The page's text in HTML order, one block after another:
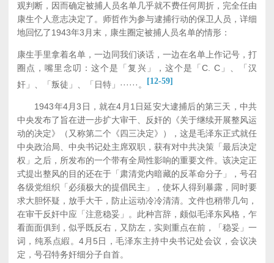
观判断，因而确定被捕人员名单几乎就不费任何周折，完全任由
康生个人意志决定了。师哲作为参与逮捕行动的保卫人员，详细
地回忆了1943年3月末，康生圈定被捕人员名单的情形：
康生手里拿着名单，一边同我们谈话，一边在名单上作记号，打
圈点，嘴里念叨：这个是「复兴」，这个是「C. C」、「汉
奸」、「叛徒」、「日特」······。
[12-59]
1943年4月3日，就在4月1日延安大逮捕后的第三天，中共
中央发布了旨在进一步扩大审干、反奸的《关于继续开展整风运
动的决定》（又称第二个《四三决定》），这是毛泽东正式就任
中央政治局、中央书记处主席双职，获有对中共决策「最后决定
权」之后，所发布的一个带有全局性影响的重要文件。该决定正
式提出整风的目的还在于「肃清党内暗藏的反革命分子」，号召
各级党组织「必须极大的提倡民主」，使坏人得到暴露，同时要
求大胆怀疑，放手大干，防止运动冷冷清清。文件也稍带几句，
在审干反奸中应「注意稳妥」。此种言辞，颇似毛泽东风格，乍
看面面俱到，似乎既反右，又防左，实则重点在前，「稳妥」一
词，纯系点縀。4月5日，毛泽东主持中央书记处会议，会议决
定，号召特务奸细分子自首。